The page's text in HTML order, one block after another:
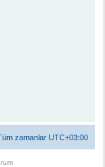
zamanlar UTC+03:00